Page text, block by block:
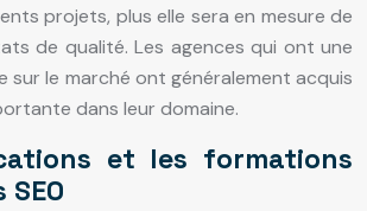
projets, plus elle sera en mesure de
de qualité. Les agences qui ont une
sur le marché ont généralement acquis
dans leur domaine.
et les formations